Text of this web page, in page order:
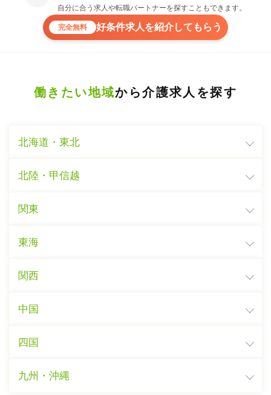
自分に合う求人や転職パートナーを探すこともできます。
完全無料 好条件求人を紹介してもらう
働きたい地域から介護求人を探す
北海道・東北
北陸・甲信越
関東
東海
関西
中国
四国
九州・沖縄